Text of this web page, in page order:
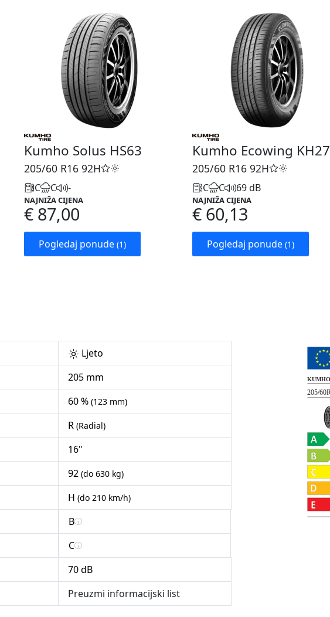
Kumho Solus HS63
205/60 R16 92H
C C -
NAJNIŽA CIJENA
€ 87,00
Pogledaj ponude (1)
Kumho Ecowing KH27
205/60 R16 92H
C C 69 dB
NAJNIŽA CIJENA
€ 60,13
Pogledaj ponude (1)
Ljeto
205 mm
60 % (123 mm)
R (Radial)
16"
92 (do 630 kg)
H (do 210 km/h)
B
C
70 dB
Preuzmi informacijski list